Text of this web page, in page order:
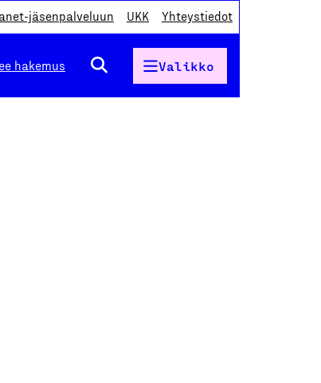
jäsenpalveluun UKK Yhteystiedot
hakemus Valikko